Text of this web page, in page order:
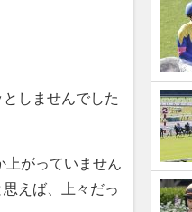
しませんでした
上がっていません
えば、上々だっ